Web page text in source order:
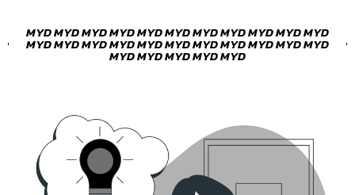
MYD MYD MYD MYD MYD MYD MYD MYD MYD MYD MYD
MYD MYD MYD MYD MYD MYD MYD MYD MYD MYD MYD
MYD MYD MYD MYD MYD